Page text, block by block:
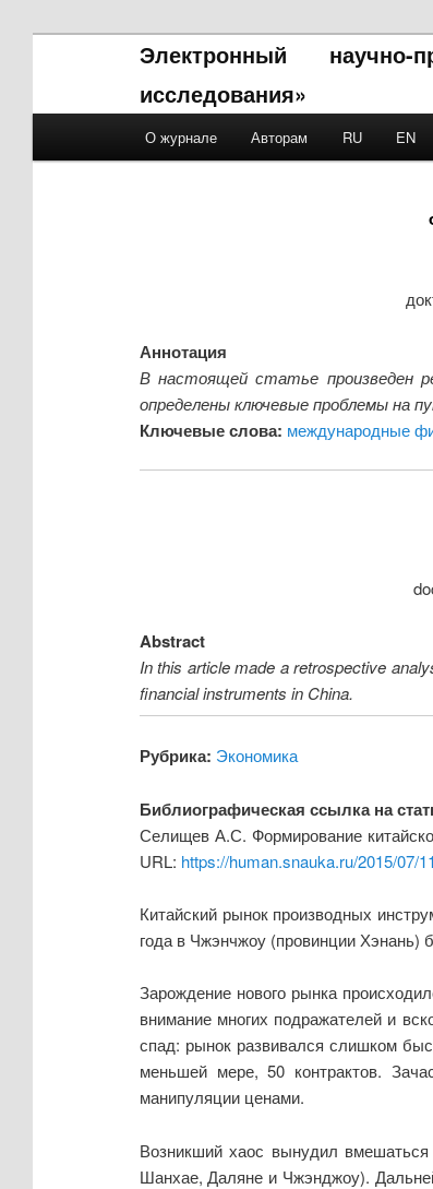
Электронный научно-
исследования»
Skip to primary content
Skip to secondary content
О журнале Авторам RU EN
Аннотация
В настоящей статье произведен
определены ключевые проблемы на
Ключевые слова: международные
Abstract
In this article made a retrospective
financial instruments in China.
Рубрика: Экономика
Библиографическая ссылка на
Селищев А.С. Формирование
URL: https://human.snauka.ru/2015/07/
Китайский рынок производных
года в Чжэнчжоу (провинции Хэнань)
Зарождение нового рынка
внимание многих подражателей и
спад: рынок развивался слишком
меньшей мере, 50 контрактов.
манипуляции ценами.
Возникший хаос вынудил
Шанхае, Даляне и Чжэнджоу).